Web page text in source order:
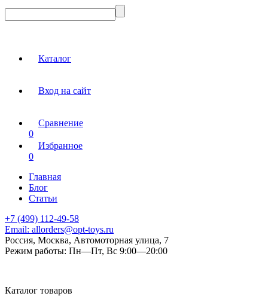
Каталог
Вход на сайт
Сравнение
0
Избранное
0
Главная
Блог
Статьи
+7 (499) 112-49-58
Email: allorders@opt-toys.ru
Россия, Москва, Автомоторная улица, 7
Режим работы: Пн—Пт, Вс 9:00—20:00
Каталог товаров